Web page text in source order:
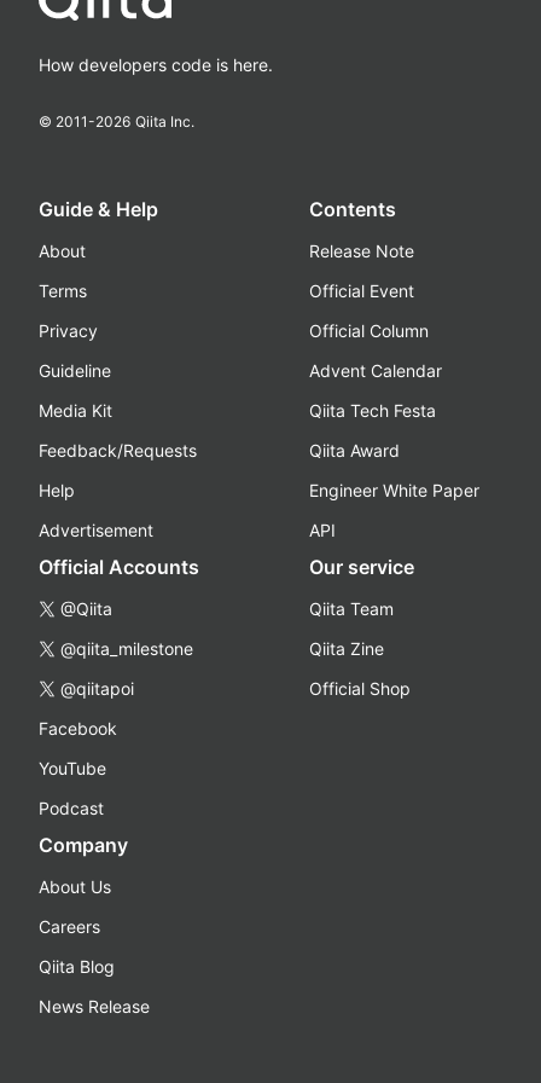
How developers code is here.
© 2011-2026 Qiita Inc.
Guide & Help
About
Terms
Privacy
Guideline
Media Kit
Feedback/Requests
Help
Advertisement
Contents
Release Note
Official Event
Official Column
Advent Calendar
Qiita Tech Festa
Qiita Award
Engineer White Paper
API
Official Accounts
@Qiita
@qiita_milestone
@qiitapoi
Facebook
YouTube
Podcast
Our service
Qiita Team
Qiita Zine
Official Shop
Company
About Us
Careers
Qiita Blog
News Release